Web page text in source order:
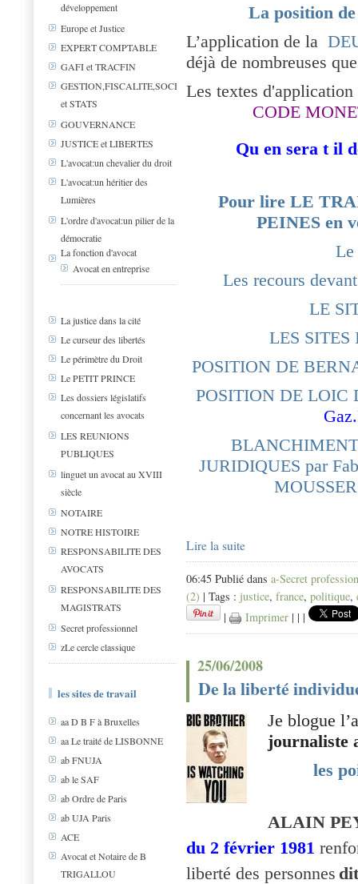
développement
Europe et Justice
EXPERT COMPTABLE
GAFI et TRACFIN
GESTION,FISCALITE,SOCIAL
et STATS
GOUVERNANCE
JUSTICE et LIBERTES
L'avocat:un chevalier du droit
L'avocat:un héritier des
Lumières
L'ordre d'avocat:un pilier de la
démocratie
La fonction d'avocat
Avocat en entreprise
La justice dans la cité
Le curseur des libertés
Le périmètre du Droit
Le PETIT PRINCE
Les dossiers législatifs
concernant les avocats
LES REUNIONS
PUBLIQUES
linguet un avocat au XVIII
siècle
NOTAIRE
NOTRE HISTOIRE
RESPONSABILITE DES
AVOCATS
RESPONSABILITE DES
MAGISTRATS
Secret professionnel
zLe cercle classique
les sites de travail
aa D B F à Bruxelles
aa Le traité de LISBONNE
ab FNUJA
ab le SAF
ab Ordre de Paris
ab UJA Paris
ACE
Avocat et Notaire de B
TRIGALLOU
La position
L’application de la
déjà de nombreuses
Les textes
CODE
Qu en sera t il
Pour lire LE
PEINES en
Le
Les recours
LE
LES
POSITION DE
POSITION DE LOIC
JURIDIQUES par
Lire la suite
06:45 Publié dans a-Secret
(2) | Tags : justice, france, politique,
|
Imprimer | | |
25/06/2008
De la liberté
Je blogue
journaliste
les
ALAIN
du 2 février 1981
liberté des personnes